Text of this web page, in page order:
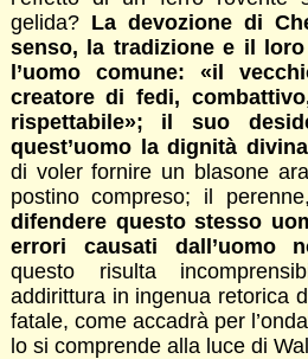
gelida? La devozione di
senso, la tradizione e il
l’uomo comune: «il
creatore di fedi,
rispettabile»; il suo
quest’uomo la dignità
di voler fornire un blasone
postino compreso; il
difendere questo stesso
errori causati dall’uomo
questo risulta
addirittura in ingenua retorica
fatale, come accadrà per
lo si comprende alla luce di